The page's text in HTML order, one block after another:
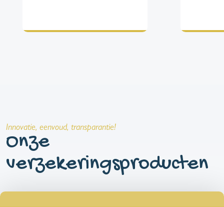
Innovatie, eenvoud, transparantie!
Onze
verzekeringsproducten